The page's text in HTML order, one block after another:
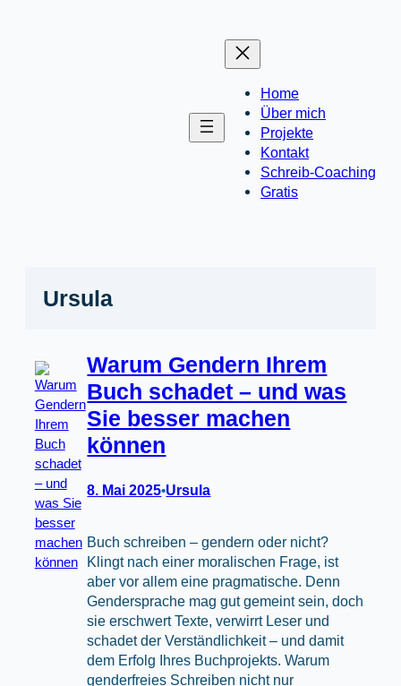
Home
Über mich
Projekte
Kontakt
Schreib-Coaching
Gratis
Ursula
Warum Gendern Ihrem
Buch schadet – und was
Sie besser machen
können
8. Mai 2025•Ursula
Buch schreiben – gendern oder nicht?
Klingt nach einer moralischen Frage, ist
aber vor allem eine pragmatische. Denn
Gendersprache mag gut gemeint sein, doch
sie erschwert Texte, verwirrt Leser und
schadet der Verständlichkeit – und damit
dem Erfolg Ihres Buchprojekts. Warum
genderfreies Schreiben nicht nur